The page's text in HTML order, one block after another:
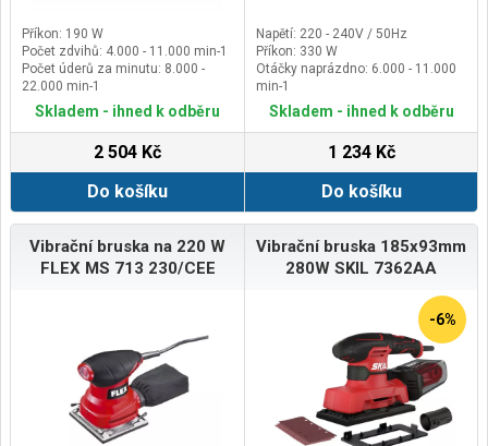
Příkon: 190 W
Počet zdvihů: 4.000 - 11.000 min-1
Počet úderů za minutu: 8.000 -
22.000 min-1
Oscilační obvod (O): 2 mm
Skladem - ihned k odběru
2 504 Kč
Do košíku
Napětí: 220 - 240V / 50Hz
Příkon: 330 W
Otáčky naprázdno: 6.000 - 11.000
min-1
Oscilační rychlost: 12.000 - 22.000
min-1
Skladem - ihned k odběru
1 234 Kč
Do košíku
Vibrační bruska na 220 W
FLEX MS 713 230/CEE
Vibrační bruska 185x93mm
280W SKIL 7362AA
-6%